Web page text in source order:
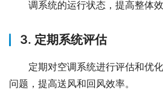
调系统的运行状态，提高整体效
3. 定期系统评估
定期对空调系统进行评估和优
问题，提高送风和回风效率。